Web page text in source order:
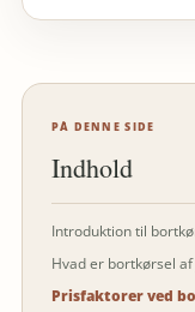
PÅ DENNE SIDE
Indhold
Introduktion til
Hvad er bortkørsel af
Prisfaktorer ved